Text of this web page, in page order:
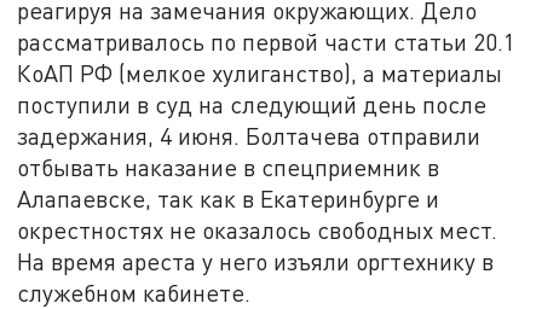
реагируя на замечания окружающих. Дело
рассматривалось по первой части статьи 20.1
КоАП РФ (мелкое хулиганство), а материалы
поступили в суд на следующий день после
задержания, 4 июня. Болтачева отправили
отбывать наказание в спецприемник в
Алапаевске, так как в Екатеринбурге и
окрестностях не оказалось свободных мест.
На время ареста у него изъяли оргтехнику в
служебном кабинете.